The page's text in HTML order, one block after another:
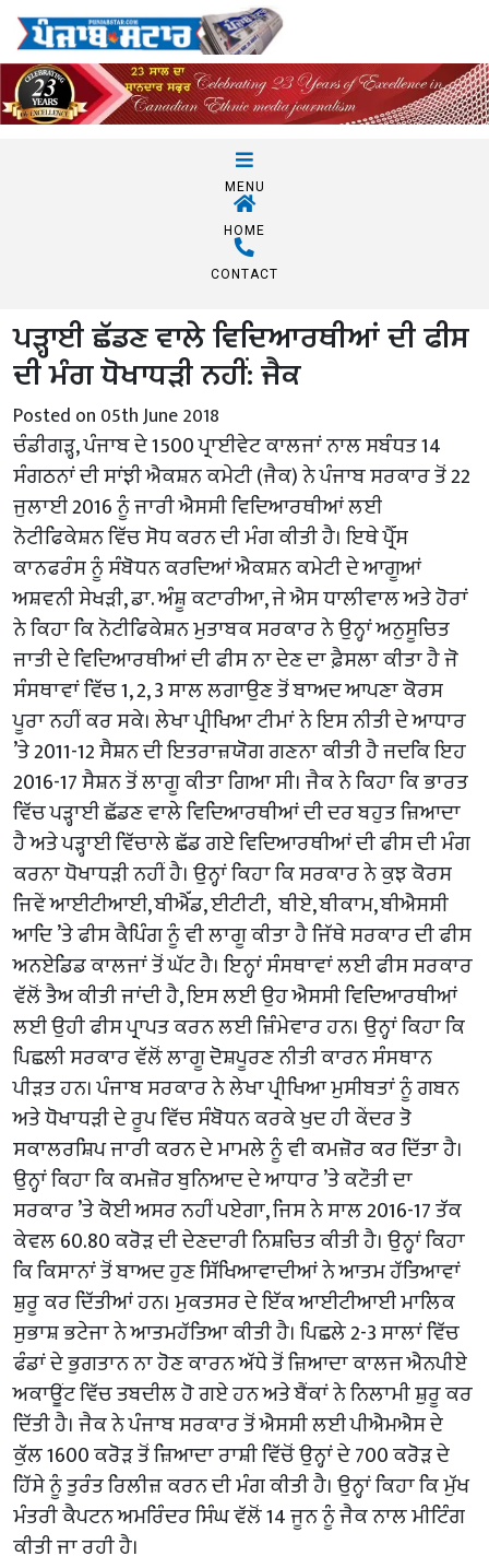
MENU
HOME
CONTACT
ਪੜ੍ਹਾਈ ਛੱਡਣ ਵਾਲੇ ਵਿਦਿਆਰਥੀਆਂ ਦੀ ਫੀਸ
ਦੀ ਮੰਗ ਧੋਖਾਧੜੀ ਨਹੀਂ: ਜੈਕ
Posted on 05th June 2018
ਚੰਡੀਗੜ੍ਹ, ਪੰਜਾਬ ਦੇ 1500 ਪ੍ਰਾਈਵੇਟ ਕਾਲਜਾਂ ਨਾਲ ਸਬੰਧਤ 14
ਸੰਗਠਨਾਂ ਦੀ ਸਾਂਝੀ ਐਕਸ਼ਨ ਕਮੇਟੀ (ਜੈਕ) ਨੇ ਪੰਜਾਬ ਸਰਕਾਰ ਤੋਂ 22
ਜੁਲਾਈ 2016 ਨੂੰ ਜਾਰੀ ਐਸਸੀ ਵਿਦਿਆਰਥੀਆਂ ਲਈ
ਨੋਟੀਫਿਕੇਸ਼ਨ ਵਿੱਚ ਸੋਧ ਕਰਨ ਦੀ ਮੰਗ ਕੀਤੀ ਹੈ। ਇਥੇ ਪ੍ਰੈੱਸ
ਕਾਨਫਰੰਸ ਨੂੰ ਸੰਬੋਧਨ ਕਰਦਿਆਂ ਐਕਸ਼ਨ ਕਮੇਟੀ ਦੇ ਆਗੂਆਂ
ਅਸ਼ਵਨੀ ਸੇਖੜੀ, ਡਾ. ਅੰਸ਼ੂ ਕਟਾਰੀਆ, ਜੇ ਐਸ ਧਾਲੀਵਾਲ ਅਤੇ ਹੋਰਾਂ
ਨੇ ਕਿਹਾ ਕਿ ਨੋਟੀਫਿਕੇਸ਼ਨ ਮੁਤਾਬਕ ਸਰਕਾਰ ਨੇ ਉਨ੍ਹਾਂ ਅਨੁਸੂਚਿਤ
ਜਾਤੀ ਦੇ ਵਿਦਿਆਰਥੀਆਂ ਦੀ ਫੀਸ ਨਾ ਦੇਣ ਦਾ ਫ਼ੈਸਲਾ ਕੀਤਾ ਹੈ ਜੋ
ਸੰਸਥਾਵਾਂ ਵਿੱਚ 1, 2, 3 ਸਾਲ ਲਗਾਉਣ ਤੋਂ ਬਾਅਦ ਆਪਣਾ ਕੋਰਸ
ਪੂਰਾ ਨਹੀਂ ਕਰ ਸਕੇ। ਲੇਖਾ ਪ੍ਰੀਖਿਆ ਟੀਮਾਂ ਨੇ ਇਸ ਨੀਤੀ ਦੇ ਆਧਾਰ
’ਤੇ 2011-12 ਸੈਸ਼ਨ ਦੀ ਇਤਰਾਜ਼ਯੋਗ ਗਣਨਾ ਕੀਤੀ ਹੈ ਜਦਕਿ ਇਹ
2016-17 ਸੈਸ਼ਨ ਤੋਂ ਲਾਗੂ ਕੀਤਾ ਗਿਆ ਸੀ। ਜੈਕ ਨੇ ਕਿਹਾ ਕਿ ਭਾਰਤ
ਵਿੱਚ ਪੜ੍ਹਾਈ ਛੱਡਣ ਵਾਲੇ ਵਿਦਿਆਰਥੀਆਂ ਦੀ ਦਰ ਬਹੁਤ ਜ਼ਿਆਦਾ
ਹੈ ਅਤੇ ਪੜ੍ਹਾਈ ਵਿੱਚਾਲੇ ਛੱਡ ਗਏ ਵਿਦਿਆਰਥੀਆਂ ਦੀ ਫੀਸ ਦੀ ਮੰਗ
ਕਰਨਾ ਧੋਖਾਧੜੀ ਨਹੀਂ ਹੈ। ਉਨ੍ਹਾਂ ਕਿਹਾ ਕਿ ਸਰਕਾਰ ਨੇ ਕੁਝ ਕੋਰਸ
ਜਿਵੇਂ ਆਈਟੀਆਈ, ਬੀਐੱਡ, ਈਟੀਟੀ, ਬੀਏ, ਬੀਕਾਮ, ਬੀਐਸਸੀ
ਆਦਿ ’ਤੇ ਫੀਸ ਕੈਪਿੰਗ ਨੂੰ ਵੀ ਲਾਗੂ ਕੀਤਾ ਹੈ ਜਿੱਥੇ ਸਰਕਾਰ ਦੀ ਫੀਸ
ਅਨਏਡਿਡ ਕਾਲਜਾਂ ਤੋਂ ਘੱਟ ਹੈ। ਇਨ੍ਹਾਂ ਸੰਸਥਾਵਾਂ ਲਈ ਫੀਸ ਸਰਕਾਰ
ਵੱਲੋਂ ਤੈਅ ਕੀਤੀ ਜਾਂਦੀ ਹੈ, ਇਸ ਲਈ ਉਹ ਐਸਸੀ ਵਿਦਿਆਰਥੀਆਂ
ਲਈ ਉਹੀ ਫੀਸ ਪ੍ਰਾਪਤ ਕਰਨ ਲਈ ਜ਼ਿੰਮੇਵਾਰ ਹਨ। ਉਨ੍ਹਾਂ ਕਿਹਾ ਕਿ
ਪਿਛਲੀ ਸਰਕਾਰ ਵੱਲੋਂ ਲਾਗੂ ਦੋਸ਼ਪੂਰਣ ਨੀਤੀ ਕਾਰਨ ਸੰਸਥਾਨ
ਪੀੜਤ ਹਨ। ਪੰਜਾਬ ਸਰਕਾਰ ਨੇ ਲੇਖਾ ਪ੍ਰੀਖਿਆ ਮੁਸੀਬਤਾਂ ਨੂੰ ਗਬਨ
ਅਤੇ ਧੋਖਾਧੜੀ ਦੇ ਰੂਪ ਵਿੱਚ ਸੰਬੋਧਨ ਕਰਕੇ ਖੁਦ ਹੀ ਕੇਂਦਰ ਤੋ
ਸਕਾਲਰਸ਼ਿਪ ਜਾਰੀ ਕਰਨ ਦੇ ਮਾਮਲੇ ਨੂੰ ਵੀ ਕਮਜ਼ੋਰ ਕਰ ਦਿੱਤਾ ਹੈ।
ਉਨ੍ਹਾਂ ਕਿਹਾ ਕਿ ਕਮਜ਼ੋਰ ਬੁਨਿਆਦ ਦੇ ਆਧਾਰ ’ਤੇ ਕਟੌਤੀ ਦਾ
ਸਰਕਾਰ ’ਤੇ ਕੋਈ ਅਸਰ ਨਹੀਂ ਪਏਗਾ, ਜਿਸ ਨੇ ਸਾਲ 2016-17 ਤੱਕ
ਕੇਵਲ 60.80 ਕਰੋੜ ਦੀ ਦੇਣਦਾਰੀ ਨਿਸ਼ਚਿਤ ਕੀਤੀ ਹੈ। ਉਨ੍ਹਾਂ ਕਿਹਾ
ਕਿ ਕਿਸਾਨਾਂ ਤੋਂ ਬਾਅਦ ਹੁਣ ਸਿੱਖਿਆਵਾਦੀਆਂ ਨੇ ਆਤਮ ਹੱਤਿਆਵਾਂ
ਸ਼ੁਰੂ ਕਰ ਦਿੱਤੀਆਂ ਹਨ। ਮੁਕਤਸਰ ਦੇ ਇੱਕ ਆਈਟੀਆਈ ਮਾਲਿਕ
ਸੁਭਾਸ਼ ਭਟੇਜਾ ਨੇ ਆਤਮਹੱਤਿਆ ਕੀਤੀ ਹੈ। ਪਿਛਲੇ 2-3 ਸਾਲਾਂ ਵਿੱਚ
ਫੰਡਾਂ ਦੇ ਭੁਗਤਾਨ ਨਾ ਹੋਣ ਕਾਰਨ ਅੱਧੇ ਤੋਂ ਜ਼ਿਆਦਾ ਕਾਲਜ ਐਨਪੀਏ
ਅਕਾਊਂਟ ਵਿੱਚ ਤਬਦੀਲ ਹੋ ਗਏ ਹਨ ਅਤੇ ਬੈਂਕਾਂ ਨੇ ਨਿਲਾਮੀ ਸ਼ੁਰੂ ਕਰ
ਦਿੱਤੀ ਹੈ। ਜੈਕ ਨੇ ਪੰਜਾਬ ਸਰਕਾਰ ਤੋਂ ਐਸਸੀ ਲਈ ਪੀਐਮਐਸ ਦੇ
ਕੁੱਲ 1600 ਕਰੋੜ ਤੋਂ ਜ਼ਿਆਦਾ ਰਾਸ਼ੀ ਵਿੱਚੋਂ ਉਨ੍ਹਾਂ ਦੇ 700 ਕਰੋੜ ਦੇ
ਹਿੱਸੇ ਨੂੰ ਤੁਰੰਤ ਰਿਲੀਜ਼ ਕਰਨ ਦੀ ਮੰਗ ਕੀਤੀ ਹੈ। ਉਨ੍ਹਾਂ ਕਿਹਾ ਕਿ ਮੁੱਖ
ਮੰਤਰੀ ਕੈਪਟਨ ਅਮਰਿੰਦਰ ਸਿੰਘ ਵੱਲੋਂ 14 ਜੂਨ ਨੂੰ ਜੈਕ ਨਾਲ ਮੀਟਿੰਗ
ਕੀਤੀ ਜਾ ਰਹੀ ਹੈ।